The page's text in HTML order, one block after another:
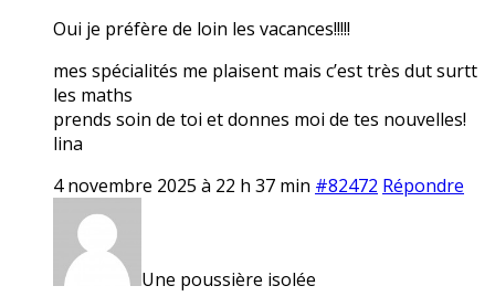
Oui je préfère de loin les vacances!!!!!
mes spécialités me plaisent mais c’est très dut surtt
les maths
prends soin de toi et donnes moi de tes nouvelles!
lina
4 novembre 2025 à 22 h 37 min #82472 Répondre
Une poussière isolée